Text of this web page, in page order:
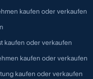
kaufen oder verkaufen
kaufen oder verkaufen
kaufen oder verkaufen
kaufen oder verkaufen